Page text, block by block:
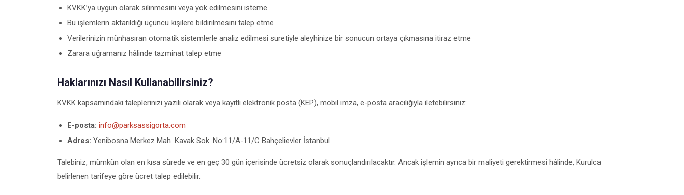
KVKK’ya uygun olarak silinmesini veya yok edilmesini isteme
Bu işlemlerin aktarıldığı üçüncü kişilere bildirilmesini talep etme
Verilerinizin münhasıran otomatik sistemlerle analiz edilmesi suretiyle aleyhinize bir sonucun ortaya çıkmasına itiraz etme
Zarara uğramanız hâlinde tazminat talep etme
Haklarınızı Nasıl Kullanabilirsiniz?
KVKK kapsamındaki taleplerinizi yazılı olarak veya kayıtlı elektronik posta (KEP), mobil imza, e-posta aracılığıyla iletebilirsiniz:
E-posta: info@parksassigorta.com
Adres: Yenibosna Merkez Mah. Kavak Sok. No:11/A-11/C Bahçelievler İstanbul
Talebiniz, mümkün olan en kısa sürede ve en geç 30 gün içerisinde ücretsiz olarak sonuçlandırılacaktır. Ancak işlemin ayrıca bir maliyeti gerektirmesi hâlinde, Kurulca
belirlenen tarifeye göre ücret talep edilebilir.